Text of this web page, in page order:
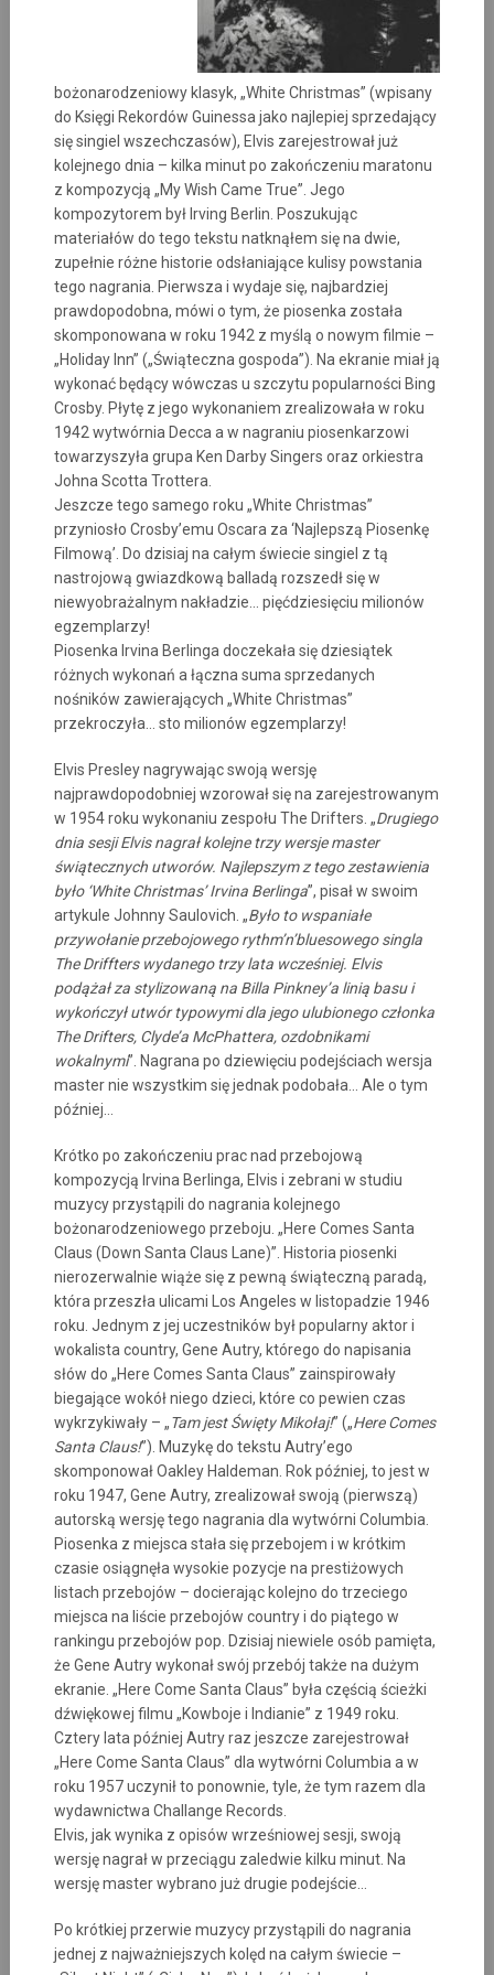
bożonarodzeniowy klasyk, „White Christmas” (wpisany
do Księgi Rekordów Guinessa jako najlepiej sprzedający
się singiel wszechczasów), Elvis zarejestrował już
kolejnego dnia – kilka minut po zakończeniu maratonu
z kompozycją „My Wish Came True”. Jego
kompozytorem był Irving Berlin. Poszukując
materiałów do tego tekstu natknąłem się na dwie,
zupełnie różne historie odsłaniające kulisy powstania
tego nagrania. Pierwsza i wydaje się, najbardziej
prawdopodobna, mówi o tym, że piosenka została
skomponowana w roku 1942 z myślą o nowym filmie –
„Holiday Inn” („Świąteczna gospoda”). Na ekranie miał ją
wykonać będący wówczas u szczytu popularności Bing
Crosby. Płytę z jego wykonaniem zrealizowała w roku
1942 wytwórnia Decca a w nagraniu piosenkarzowi
towarzyszyła grupa Ken Darby Singers oraz orkiestra
Johna Scotta Trottera.
Jeszcze tego samego roku „White Christmas”
przyniosło Crosby’emu Oscara za ‘Najlepszą Piosenkę
Filmową’. Do dzisiaj na całym świecie singiel z tą
nastrojową gwiazdkową balladą rozszedł się w
niewyobrażalnym nakładzie… pięćdziesięciu milionów
egzemplarzy!
Piosenka Irvina Berlinga doczekała się dziesiątek
różnych wykonań a łączna suma sprzedanych
nośników zawierających „White Christmas”
przekroczyła… sto milionów egzemplarzy!
Elvis Presley nagrywając swoją wersję
najprawdopodobniej wzorował się na zarejestrowanym
w 1954 roku wykonaniu zespołu The Drifters. „Drugiego
dnia sesji Elvis nagrał kolejne trzy wersje master
świątecznych utworów. Najlepszym z tego zestawienia
było ‘White Christmas’ Irvina Berlinga”, pisał w swoim
artykule Johnny Saulovich. „Było to wspaniałe
przywołanie przebojowego rythm’n’bluesowego singla
The Driffters wydanego trzy lata wcześniej. Elvis
podążał za stylizowaną na Billa Pinkney’a linią basu i
wykończył utwór typowymi dla jego ulubionego członka
The Drifters, Clyde’a McPhattera, ozdobnikami
wokalnymi”. Nagrana po dziewięciu podejściach wersja
master nie wszystkim się jednak podobała… Ale o tym
później…
Krótko po zakończeniu prac nad przebojową
kompozycją Irvina Berlinga, Elvis i zebrani w studiu
muzycy przystąpili do nagrania kolejnego
bożonarodzeniowego przeboju. „Here Comes Santa
Claus (Down Santa Claus Lane)”. Historia piosenki
nierozerwalnie wiąże się z pewną świąteczną paradą,
która przeszła ulicami Los Angeles w listopadzie 1946
roku. Jednym z jej uczestników był popularny aktor i
wokalista country, Gene Autry, którego do napisania
słów do „Here Comes Santa Claus” zainspirowały
biegające wokół niego dzieci, które co pewien czas
wykrzykiwały – „Tam jest Święty Mikołaj!” („Here Comes
Santa Claus!”). Muzykę do tekstu Autry’ego
skomponował Oakley Haldeman. Rok później, to jest w
roku 1947, Gene Autry, zrealizował swoją (pierwszą)
autorską wersję tego nagrania dla wytwórni Columbia.
Piosenka z miejsca stała się przebojem i w krótkim
czasie osiągnęła wysokie pozycje na prestiżowych
listach przebojów – docierając kolejno do trzeciego
miejsca na liście przebojów country i do piątego w
rankingu przebojów pop. Dzisiaj niewiele osób pamięta,
że Gene Autry wykonał swój przebój także na dużym
ekranie. „Here Come Santa Claus” była częścią ścieżki
dźwiękowej filmu „Kowboje i Indianie” z 1949 roku.
Cztery lata później Autry raz jeszcze zarejestrował
„Here Come Santa Claus” dla wytwórni Columbia a w
roku 1957 uczynił to ponownie, tyle, że tym razem dla
wydawnictwa Challange Records.
Elvis, jak wynika z opisów wrześniowej sesji, swoją
wersję nagrał w przeciągu zaledwie kilku minut. Na
wersję master wybrano już drugie podejście…
Po krótkiej przerwie muzycy przystąpili do nagrania
jednej z najważniejszych kolęd na całym świecie –